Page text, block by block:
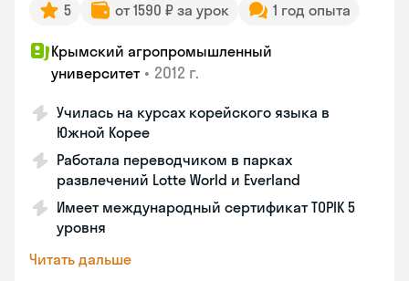
5 от 1590 ₽ за урок 1 год опыта
Крымский агропромышленный
университет • 2012 г.
Училась на курсах корейского языка в
Южной Корее
Работала переводчиком в парках
развлечений Lotte World и Everland
Имеет международный сертификат TOPIK 5
уровня
Читать дальше